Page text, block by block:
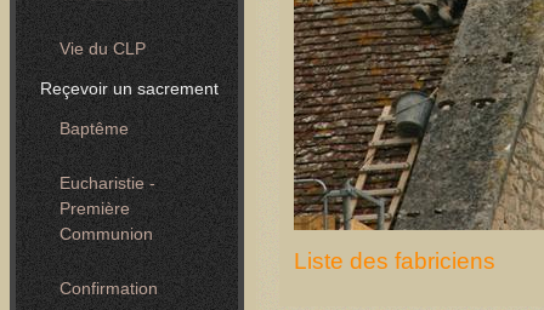
Vie du CLP
Reçevoir un sacrement
Baptême
Eucharistie -
Première
Communion
Confirmation
Liste des fabriciens